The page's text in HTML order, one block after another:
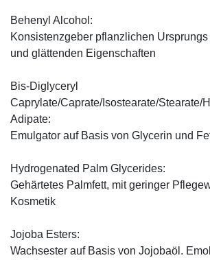
Behenyl Alcohol:
Konsistenzgeber pflanzlichen
und glättenden Eigenschaften
Bis-Diglyceryl
Caprylate/Caprate/Isostearate/Stearate/
Adipate:
Emulgator auf Basis von Glycerin und
Hydrogenated Palm Glycerides:
Gehärtetes Palmfett, mit geringer
Kosmetik
Jojoba Esters:
Wachsester auf Basis von Jojobaöl.